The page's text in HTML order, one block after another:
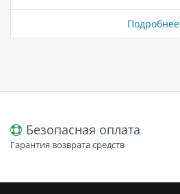
стоимостью, чтобы ваше
запоминающимся, но и
Костанай, Актау, Актобе ОАЭ…
Подробнее
Безопасная оплата
Гарантия возврата средств